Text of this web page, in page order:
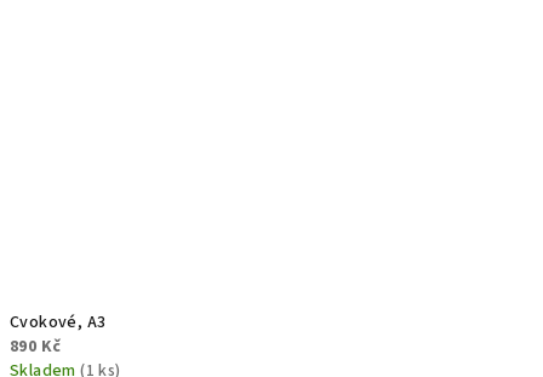
Cvokové, A3
890 Kč
Skladem(1 ks)